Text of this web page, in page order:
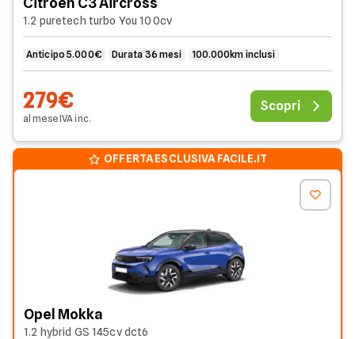
1.2 puretech turbo You 100cv
Anticipo 5.000€ Durata 36 mesi 100.000km inclusi
279€
al meseIVAinc.
Scopri
OFFERTA ESCLUSIVA FACILE.IT
Opel Mokka
1.2 hybrid GS 145cv dct6